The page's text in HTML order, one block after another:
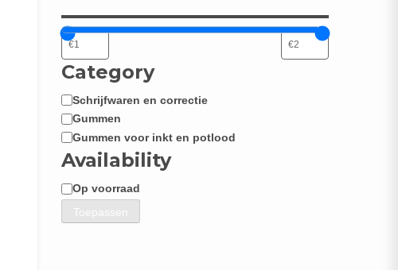
Category
Categorie
Schrijfwaren en correctie
Gummen
Gummen voor inkt en potlood
Availability
Beschikbaarheid
Op voorraad
Toepassen